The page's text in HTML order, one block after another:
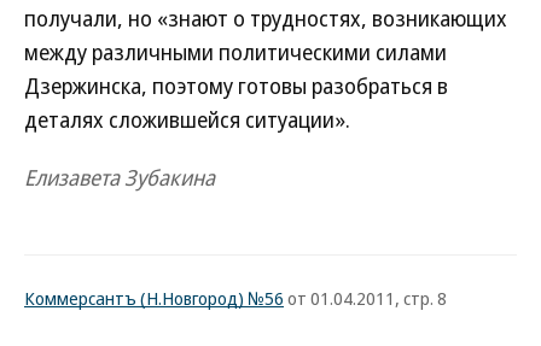
получали, но «знают о трудностях, возникающих
между различными политическими силами
Дзержинска, поэтому готовы разобраться в
деталях сложившейся ситуации».
Елизавета Зубакина
Коммерсантъ (Н.Новгород) №56 от 01.04.2011, стр. 8